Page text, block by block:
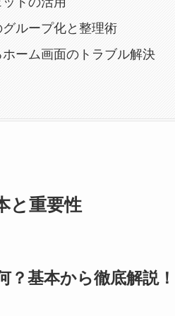
ループ化と整理術
ホーム画面のトラブル解決
と重要性
？基本から徹底解説！